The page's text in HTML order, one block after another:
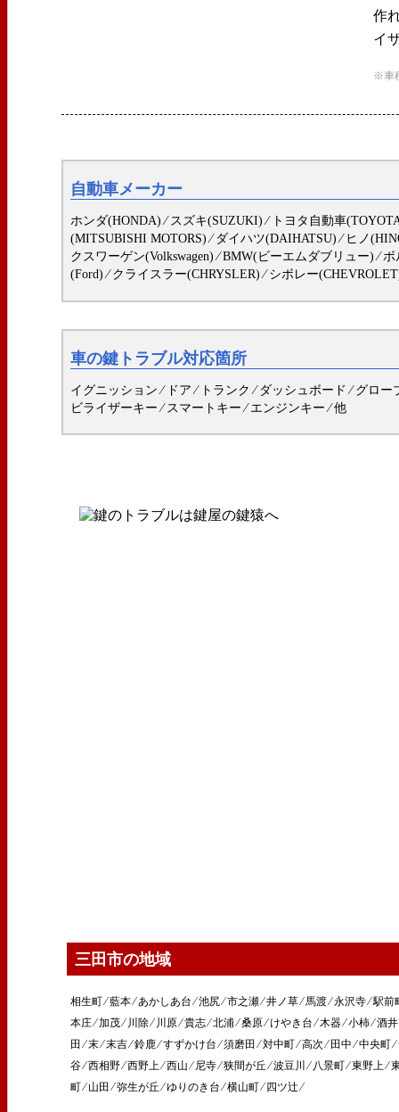
作
イ
※車
自動車メーカー
ホンダ(HONDA) ⁄ スズキ(SUZUKI) ⁄ トヨタ自動車
(MITSUBISHI MOTORS) ⁄ ダイハツ(DAIHATSU) ⁄ ヒノ
クスワーゲン(Volkswagen) ⁄ BMW(ビーエムダブリュー) ⁄
(Ford) ⁄ クライスラー(CHRYSLER) ⁄ シボレー
車の鍵トラブル対応箇所
イグニッション ⁄ ドア ⁄ トランク ⁄ ダッシュボード ⁄ グロ
ビライザーキー ⁄ スマートキー ⁄ エンジンキー ⁄ 他
三田市の地域
相生町 ⁄ 藍本 ⁄ あかしあ台 ⁄ 池尻 ⁄ 市之瀬 ⁄ 井ノ草 ⁄ 馬渡 ⁄ 永沢寺 ⁄ 駅
本庄 ⁄ 加茂 ⁄ 川除 ⁄ 川原 ⁄ 貴志 ⁄ 北浦 ⁄ 桑原 ⁄ けやき台 ⁄ 木器 ⁄ 小柿 ⁄
田 ⁄ 末 ⁄ 末吉 ⁄ 鈴鹿 ⁄ すずかけ台 ⁄ 須磨田 ⁄ 対中町 ⁄ 高次 ⁄ 田中 ⁄ 中央
谷 ⁄ 西相野 ⁄ 西野上 ⁄ 西山 ⁄ 尼寺 ⁄ 狭間が丘 ⁄ 波豆川 ⁄ 八景町 ⁄ 東野上 ⁄
町 ⁄ 山田 ⁄ 弥生が丘 ⁄ ゆりのき台 ⁄ 横山町 ⁄ 四ツ辻 ⁄